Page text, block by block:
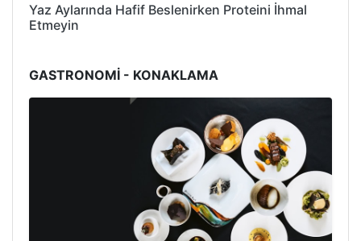
Yaz Aylarında Hafif Beslenirken Proteini İhmal
Etmeyin
GASTRONOMİ - KONAKLAMA